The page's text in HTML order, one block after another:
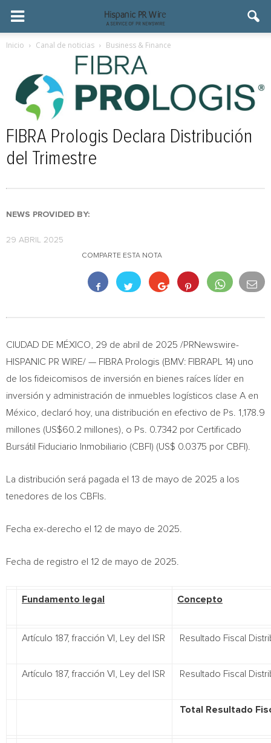
Inicio Canal de noticias Business & Finance
FIBRA Prologis Declara Distribución
del Trimestre
NEWS PROVIDED BY:
29 ABRIL 2025
COMPARTE ESTA NOTA
CIUDAD DE MÉXICO 29 de abril de 2025 /PRNewswire-
HISPANIC PR WIRE/ — FIBRA Prologis (BMV: FIBRAPL 14) uno
de los fideicomisos de inversión en bienes raíces líder en
inversión y administración de inmuebles logísticos clase A en
México, declaró hoy, una distribución en efectivo de Ps. 1,178.9
millones (US$60.2 millones), o Ps. 0.7342 por Certificado
Bursátil Fiduciario Inmobiliario (CBFI) (US$ 0.0375 por CBFI).
La distribución será pagada el 13 de mayo de 2025 a los
tenedores de los CBFIs.
Fecha ex-derecho el 12 de mayo de 2025.
Fecha de registro el 12 de mayo de 2025.
Fundamento legal Concepto
Artículo 187, fracción VI, Ley del ISR Resultado Fiscal
Artículo 187, fracción VI, Ley del ISR Resultado Fiscal
Total Resultado